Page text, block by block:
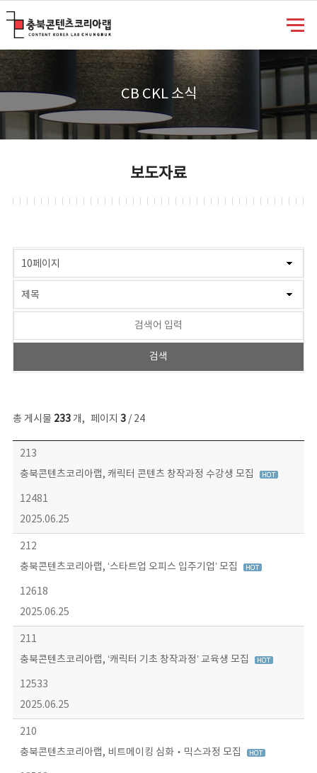
CB CKL 소식
보도자료
총 게시물 233개, 페이지 3/ 24
보도자료 목록 - 번호, 제목, 작성자, 파일, 조회수, 작성일 정보 제공
213
충북콘텐츠코리아랩, 캐릭터 콘텐츠 창작과정 수강생 모집
12481
2025.06.25
212
충북콘텐츠코리아랩, ‘스타트업 오피스 입주기업’ 모집
12618
2025.06.25
211
충북콘텐츠코리아랩, ‘캐릭터 기초 창작과정’ 교육생 모집
12533
2025.06.25
210
충북콘텐츠코리아랩, 비트메이킹 심화‧믹스과정 모집